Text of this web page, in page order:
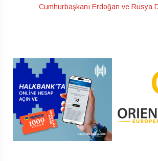
Cumhurbaşkanı Erdoğan ve Rusya